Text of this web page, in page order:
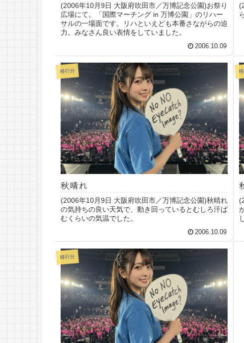
(2006年10月9日 大阪府吹田市／万博記念公園)お祭り
広場にて。「国際マーチング in 万博公園」のリハー
サルの一場面です。リハといえども本番さながらの迫
力。みなさん良い表情をしていました。
2006.10.09
移行分
秋晴れ
(2006年10月9日 大阪府吹田市／万博記念公園)秋晴れ
の気持ちの良い天気で、動き回っているとむしろ汗ば
むくらいの気温でした。
2006.10.09
移行分